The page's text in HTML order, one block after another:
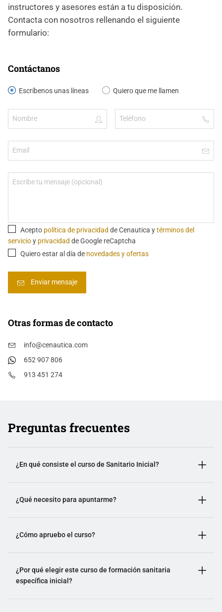
instructores y asesores están a tu disposición.
Contacta con nosotros rellenando el siguiente
formulario:
Contáctanos
Escríbenos unas líneas Quiero que me llamen
Acepto política de privacidad de Cenautica ytérminos del
servicioy privacidad de Google reCaptcha
Quiero estar al día de novedades y ofertas
Otras formas de contacto
info@cenautica.com
652 907 806
913 451 274
Preguntas frecuentes
¿En qué consiste el curso de Sanitario Inicial?
¿Qué necesito para apuntarme?
¿Cómo apruebo el curso?
¿Por qué elegir este curso de formación sanitaria
específica inicial?